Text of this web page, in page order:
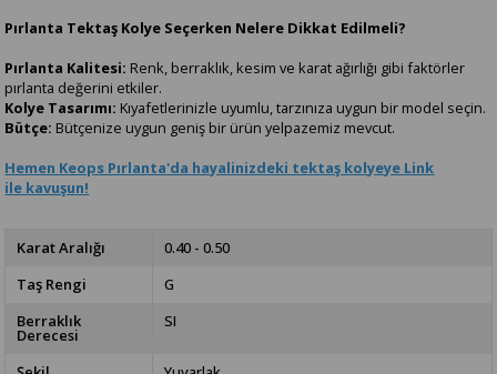
Pırlanta Tektaş Kolye Seçerken Nelere Dikkat Edilmeli?
Pırlanta Kalitesi: Renk, berraklık, kesim ve karat ağırlığı gibi faktörler
pırlanta değerini etkiler.
Kolye Tasarımı: Kıyafetlerinizle uyumlu, tarzınıza uygun bir model seçin.
Bütçe: Bütçenize uygun geniş bir ürün yelpazemiz mevcut.
Hemen Keops Pırlanta'da hayalinizdeki tektaş kolyeye Link
ile kavuşun!
Karat Aralığı
0.40 - 0.50
Taş Rengi
G
Berraklık
Derecesi
SI